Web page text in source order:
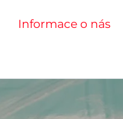
Informace o nás